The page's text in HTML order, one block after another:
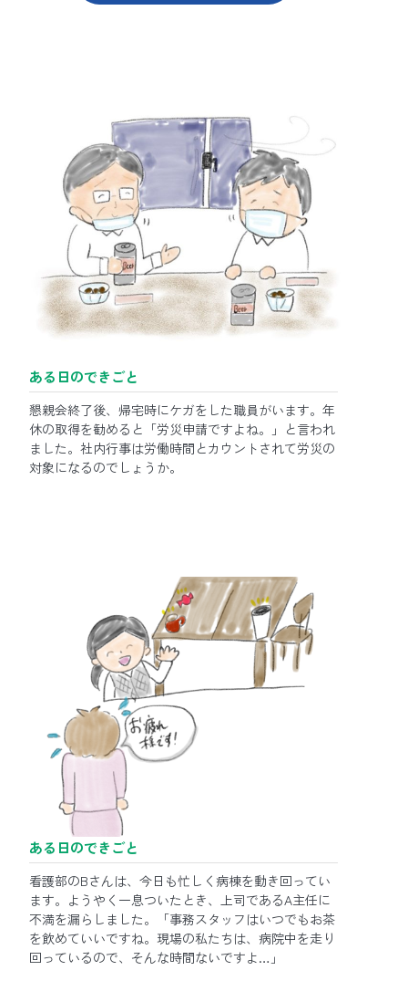
ある日のできごと
懇親会終了後、帰宅時にケガをした職員がいます。年
休の取得を勧めると「労災申請ですよね。」と言われ
ました。社内行事は労働時間とカウントされて労災の
対象になるのでしょうか。
ある日のできごと
看護部のBさんは、今日も忙しく病棟を動き回ってい
ます。ようやく一息ついたとき、上司であるA主任に
不満を漏らしました。「事務スタッフはいつでもお茶
を飲めていいですね。現場の私たちは、病院中を走り
回っているので、そんな時間ないですよ…」